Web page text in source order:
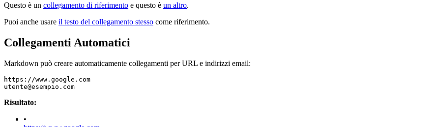
Questo è un collegamento di riferimento e questo è un altro.
Puoi anche usare il testo del collegamento stesso come riferimento.
Collegamenti Automatici
Markdown può creare automaticamente collegamenti per URL e indirizzi email:
https://www.google.com
utente@esempio.com
Risultato:
•